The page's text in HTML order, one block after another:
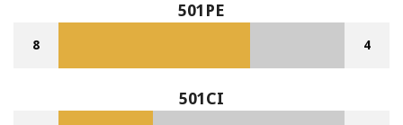
501PE
8 4
501CI